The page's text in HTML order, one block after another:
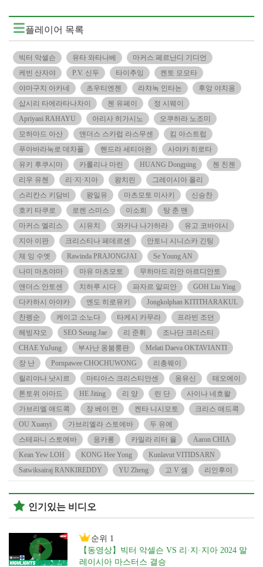
플레이어 목록
빅터 악셀슨 유타 와타나베
마커스 페르난디 기디언
케빈 산자야
P.V. 신두 타이추잉
켄토 모모타
야마구치 아카네
초우티엔첸 라챠녹 인타논
후앙 야치옹
삽시리 타에라타나차이
첸 유페이
정 시웨이
Apriyani RAHAYU
아리사 히가시노
오쿠하라 노조미
모하마드 아산
앤더스 스카럽 라스무센
킴 아스트럽
푸아바라눅로 데차폴
헨드라 세티아완
사야카 히로타
유키 후쿠시마
카롤리나 마린 HUANG Dongping
첸 친첸
리우 유첸
리·지·지아 왕치린
그레이시아 폴리
스리칸스 키담비
왕일유 마츠모토 미사키
신승찬
호키 타쿠로
로렌 스미스 이소희
탕 춘 맨
마커스 엘리스
시유치 와카나 나가하라
유고 코바야시
지아 이판
크리스티나 페데르센
안토니 시니스카 긴팅
체 잉 수엣
Rawinda PRAJONGJAI
Se Young AN
나미 마츠야마
마유 마츠모토
무하마드 리안 아르디안토
앤더스 안토센
치하루 시다 파자르 알피안
GOH Liu Ying
다카하시 아야카
엔도 히로유키
Jongkolphan KITITHARAKUL
찬펭순
케이고 소노다 타케시 카무라
프라빈 조던
헤빙쟈오
SEO Seung Jae 리 준휘
조나단 크리스티
CHAE YuJung
부사난 옹붐룽판
Melati Daeva OKTAVIANTI
장 난
Pornpawee CHOCHUWONG
리총웨이
릴리야나 낫시르
마티아스 크리스티안센 옹유신
테오에이
톤토위 아마드
HE Jiting 리 양 린 단
사이나 네흐왈
가브리엘 애드콕
장 베이 먼 켄타 니시모토
크리스 애드콕
OU Xuanyi
가브리엘라 스토에바
두 유에
스테파니 스토에바
응카롱 카밀라 리터 율
Aaron CHIA
Kean Yew LOH
KONG Hee Yong
Kunlavut VITIDSARN
Satwiksairaj RANKIREDDY
YU Zheng 고 V 셈 리인후이
인기있는 비디오
순위 1
【동영상】빅터 악셀슨 VS 리·지·지아 2024 말
레이시아 마스터스 결승